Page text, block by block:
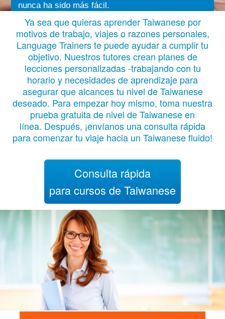
nunca ha sido más fácil.
Ya sea que quieras aprender Taiwanese por
motivos de trabajo, viajes o razones personales,
Language Trainers te puede ayudar a cumplir tu
objetivo. Nuestros tutores crean planes de
lecciones personalizadas -trabajando con tu
horario y necesidades de aprendizaje para
asegurar que alcances tu nivel de Taiwanese
deseado. Para empezar hoy mismo, toma nuestra
prueba gratuita de nivel de Taiwanese en
línea. Después, ¡envíanos una consulta rápida
para comenzar tu viaje hacia un Taiwanese fluido!
Consulta rápida
para cursos de Taiwanese